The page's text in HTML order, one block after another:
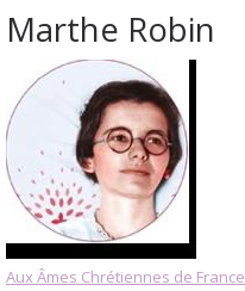
Marthe Robin
Aux Âmes Chrétiennes de France